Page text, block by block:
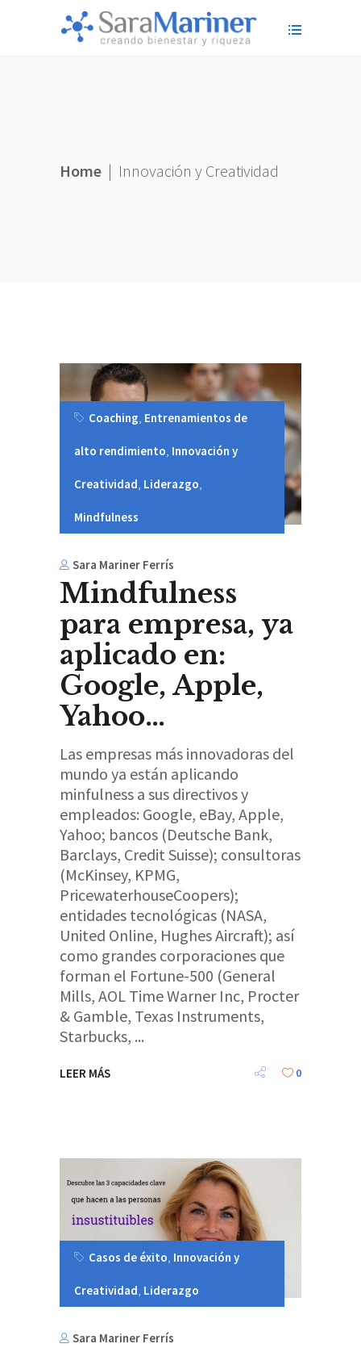
Home | Innovación y Creatividad
Coaching, Entrenamientos de
alto rendimiento, Innovación y
Creatividad, Liderazgo,
Mindfulness
Sara Mariner Ferrís
Mindfulness
para empresa, ya
aplicado en:
Google, Apple,
Yahoo…
Las empresas más innovadoras del
mundo ya están aplicando
minfulness a sus directivos y
empleados: Google, eBay, Apple,
Yahoo; bancos (Deutsche Bank,
Barclays, Credit Suisse); consultoras
(McKinsey, KPMG,
PricewaterhouseCoopers);
entidades tecnológicas (NASA,
United Online, Hughes Aircraft); así
como grandes corporaciones que
forman el Fortune-500 (General
Mills, AOL Time Warner Inc, Procter
& Gamble, Texas Instruments,
Starbucks,
LEER MÁS 0
Casos de éxito Innovación y
Creatividad Liderazgo
Sara Mariner Ferrís